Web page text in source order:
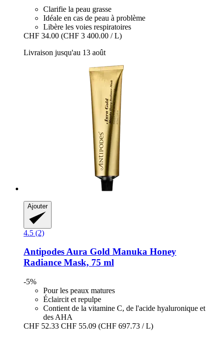
Clarifie la peau grasse
Idéale en cas de peau à problème
Libère les voies respiratoires
CHF 34.00 (CHF 3 400.00 / L)
Livraison jusqu'au 13 août
Ajouter
4.5 (2)
AntipodesAura Gold Manuka Honey
Radiance Mask, 75 ml
-5%
Pour les peaux matures
Éclaircit et repulpe
Contient de la vitamine C, de l'acide hyaluronique et
des AHA
CHF 52.33 CHF 55.09 (CHF 697.73 / L)